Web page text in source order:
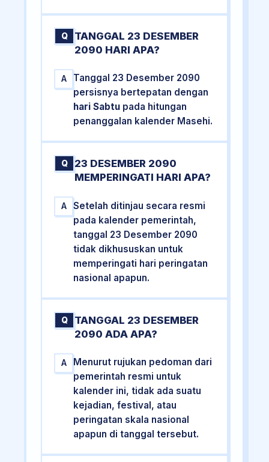
Q
TANGGAL 23 DESEMBER
2090 HARI APA?
A
Tanggal 23 Desember 2090
persisnya bertepatan dengan
hari Sabtu pada hitungan
penanggalan kalender Masehi.
Q
23 DESEMBER 2090
MEMPERINGATI HARI APA?
A
Setelah ditinjau secara resmi
pada kalender pemerintah,
tanggal 23 Desember 2090
tidak dikhususkan untuk
memperingati hari peringatan
nasional apapun.
Q
TANGGAL 23 DESEMBER
2090 ADA APA?
A
Menurut rujukan pedoman dari
pemerintah resmi untuk
kalender ini, tidak ada suatu
kejadian, festival, atau
peringatan skala nasional
apapun di tanggal tersebut.